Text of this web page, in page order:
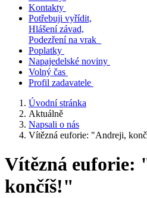
Kontakty
Potřebuji vyřídit,
Hlášení závad,
Podezření na vrak
Poplatky
Napajedelské noviny
Volný čas
Profil zadavatele
Úvodní stránka
Aktuálně
Napsali o nás
Vítězná euforie: "Andreji,
Vítězná euforie:
končíš!"